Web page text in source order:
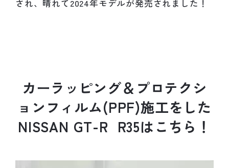
され、晴れて2024年モデルが発売されました！
カーラ ッ ピング＆ プロテク シ
ョ ン フ ィ ルム(PPF)施工を した
NISSAN GT-R R35は こ ち ら ！